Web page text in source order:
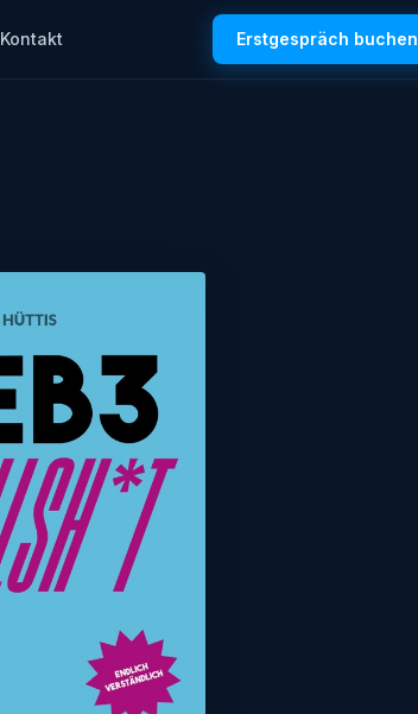
Kontakt Erstgespräch buchen